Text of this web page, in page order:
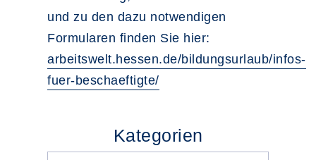
und zu den dazu notwendigen
Formularen finden Sie hier:
arbeitswelt.hessen.de/bildungsurlaub/infos-
fuer-beschaeftigte/
Kategorien